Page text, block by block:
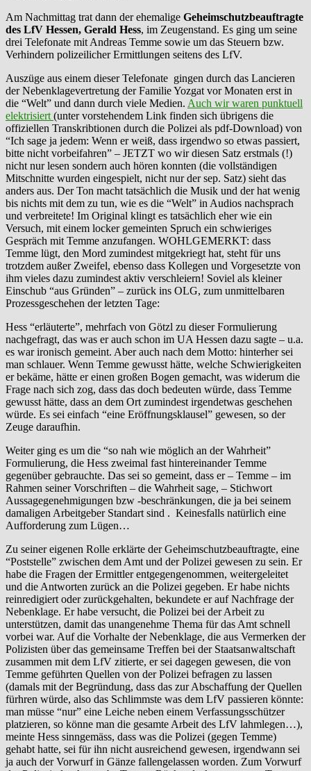
Am Nachmittag trat dann der ehemalige Geheimschutzbeauftragte
des LfV Hessen, Gerald Hess, im Zeugenstand. Es ging um seine
drei Telefonate mit Andreas Temme sowie um das Steuern bzw.
Verhindern polizeilicher Ermittlungen seitens des LfV.
Auszüge aus einem dieser Telefonate gingen durch das Lancieren
der Nebenklagevertretung der Familie Yozgat vor Monaten erst in
die “Welt” und dann durch viele Medien. Auch wir waren punktuell
elektrisiert (unter vorstehendem Link finden sich übrigens die
offiziellen Transkribtionen durch die Polizei als pdf-Download) von
“Ich sage ja jedem: Wenn er weiß, dass irgendwo so etwas passiert,
bitte nicht vorbeifahren” – JETZT wo wir diesen Satz erstmals (!)
nicht nur lesen sondern auch hören konnten (die vollständigen
Mitschnitte wurden eingespielt, nicht nur der sep. Satz) sieht das
anders aus. Der Ton macht tatsächlich die Musik und der hat wenig
bis nichts mit dem zu tun, wie es die “Welt” in Audios nachsprach
und verbreitete! Im Original klingt es tatsächlich eher wie ein
Versuch, mit einem locker gemeinten Spruch ein schwieriges
Gespräch mit Temme anzufangen. WOHLGEMERKT: dass
Temme lügt, den Mord zumindest mitgekriegt hat, steht für uns
trotzdem außer Zweifel, ebenso dass Kollegen und Vorgesetzte von
ihm vieles dazu zumindest aktiv verschleiern! Soviel als kleiner
Einschub “aus Gründen” – zurück ins OLG, zum unmittelbaren
Prozessgeschehen der letzten Tage:
Hess “erläuterte”, mehrfach von Götzl zu dieser Formulierung
nachgefragt, das was er auch schon im UA Hessen dazu sagte – u.a.
es war ironisch gemeint. Aber auch nach dem Motto: hinterher sei
man schlauer. Wenn Temme gewusst hätte, welche Schwierigkeiten
er bekäme, hätte er einen großen Bogen gemacht, was widerum die
Frage nach sich zog, dass das doch bedeuten würde, dass Temme
gewusst hätte, dass an dem Ort zumindest irgendetwas geschehen
würde. Es sei einfach “eine Eröffnungsklausel” gewesen, so der
Zeuge daraufhin.
Weiter ging es um die “so nah wie möglich an der Wahrheit”
Formulierung, die Hess zweimal fast hintereinander Temme
gegenüber gebrauchte. Das sei so gemeint, dass er – Temme – im
Rahmen seiner Vorschriften – die Wahrheit sage, – Stichwort
Aussagegenehmigungen bzw -beschränkungen, die ja bei seinem
damaligen Arbeitgeber Standart sind . Keinesfalls natürlich eine
Aufforderung zum Lügen…
Zu seiner eigenen Rolle erklärte der Geheimschutzbeauftragte, eine
“Poststelle” zwischen dem Amt und der Polizei gewesen zu sein. Er
habe die Fragen der Ermittler entgegengenommen, weitergeleitet
und die Antworten zurück an die Polizei gegeben. Er habe nichts
reinredigiert oder zurückgehalten, bekundete er auf Nachfrage der
Nebenklage. Er habe versucht, die Polizei bei der Arbeit zu
unterstützen, damit das unangenehme Thema für das Amt schnell
vorbei war. Auf die Vorhalte der Nebenklage, die aus Vermerken der
Polizisten über das gemeinsame Treffen bei der Staatsanwaltschaft
zusammen mit dem LfV zitierte, er sei dagegen gewesen, die von
Temme geführten Quellen von der Polizei befragen zu lassen
(damals mit der Begründung, dass das zur Abschaffung der Quellen
fürhren würde, also das Schlimmste was dem LfV passieren könnte:
man müsse “nur” eine Leiche neben einem Verfassungsschützer
platzieren, so könne man die gesamte Arbeit des LfV lahmlegen…),
meinte Hess sinngemäss, dass was die Polizei (gegen Temme)
gehabt hatte, sei für ihn nicht ausreichend gewesen, irgendwann sei
ja auch der Vorwurf in Gänze fallengelassen worden. Zum Vorwurf